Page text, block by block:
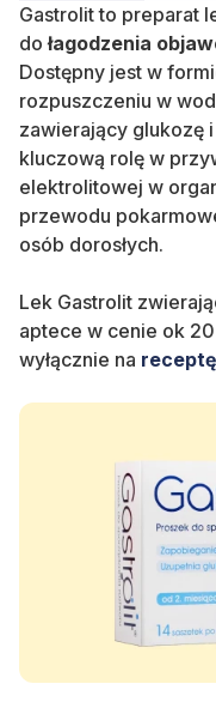
Gastrolit to preparat
do łagodzenia
Dostępny jest w
rozpuszczeniu w
zawierający glukozę
kluczową rolę w
elektrolitowej w
przewodu
osób dorosłych.
Lek Gastrolit
aptece w cenie ok 20
wyłącznie na